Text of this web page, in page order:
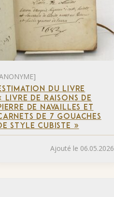
DU LIVRE
LIVRE DE RAISONS DE
DE NAVAILLES ET
DE 7 GOUACHES
STYLE CUBISTE »
Ajouté le 06.05.2026